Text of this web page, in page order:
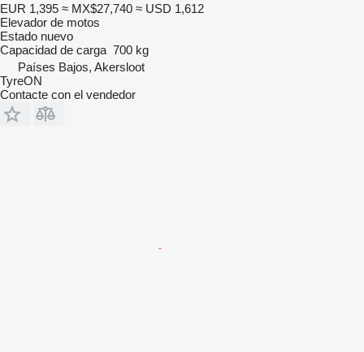
EUR 1,395 ≈ MX$27,740 ≈ USD 1,612
Elevador de motos
Estado nuevo
Capacidad de carga 700 kg
Países Bajos, Akersloot
TyreON
Contacte con el vendedor